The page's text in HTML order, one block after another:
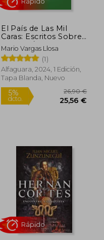
El País de Las Mil
Caras: Escritos Sobre
El Perú / A Country of
a Thousand Faces:
Writings about Peru
Mario Vargas Llosa
(1)
Alfaguara, 2024, 1 Edición,
Tapa Blanda, Nuevo